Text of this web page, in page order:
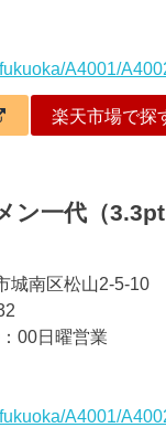
A4001/
楽天市場で探
ン一代（3.3pt
城南区松山2-5-10
00日曜営業
A4001/